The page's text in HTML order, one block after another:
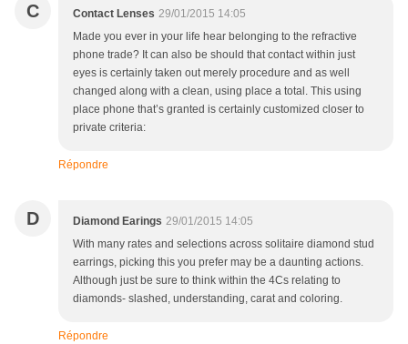
C Contact Lenses 29/01/2015 14:05
Made you ever in your life hear belonging to the refractive
phone trade? It can also be should that contact within just
eyes is certainly taken out merely procedure and as well
changed along with a clean, using place a total. This using
place phone that’s granted is certainly customized closer to
private criteria:
Répondre
D Diamond Earings 29/01/2015 14:05
With many rates and selections across solitaire diamond stud
earrings, picking this you prefer may be a daunting actions.
Although just be sure to think within the 4Cs relating to
diamonds- slashed, understanding, carat and coloring.
Répondre